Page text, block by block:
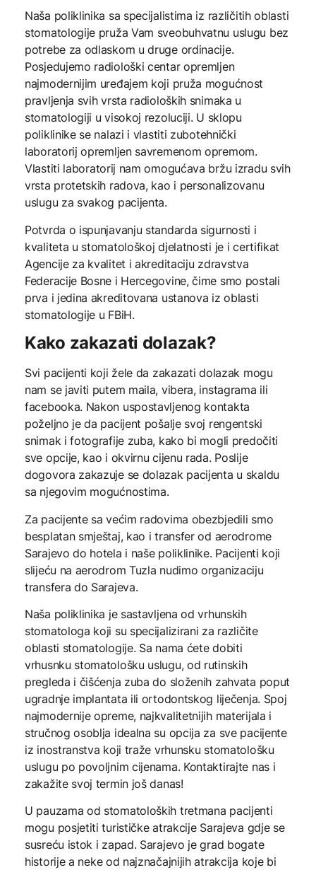
Naša poliklinika sa specijalistima iz različitih oblasti
stomatologije pruža Vam sveobuhvatnu uslugu bez
potrebe za odlaskom u druge ordinacije.
Posjedujemo radiološki centar opremljen
najmodernijim uređajem koji pruža mogućnost
pravljenja svih vrsta radioloških snimaka u
stomatologiji u visokoj rezoluciji. U sklopu
poliklinike se nalazi i vlastiti zubotehnički
laboratorij opremljen savremenom opremom.
Vlastiti laboratorij nam omogućava bržu izradu svih
vrsta protetskih radova, kao i personalizovanu
uslugu za svakog pacijenta.
Potvrda o ispunjavanju standarda sigurnosti i
kvaliteta u stomatološkoj djelatnosti je i certifikat
Agencije za kvalitet i akreditaciju zdravstva
Federacije Bosne i Hercegovine, čime smo postali
prva i jedina akreditovana ustanova iz oblasti
stomatologije u FBiH.
Kako zakazati dolazak?
Svi pacijenti koji žele da zakazati dolazak mogu
nam se javiti putem maila, vibera, instagrama ili
facebooka. Nakon uspostavljenog kontakta
poželjno je da pacijent pošalje svoj rengentski
snimak i fotografije zuba, kako bi mogli predočiti
sve opcije, kao i okvirnu cijenu rada. Poslije
dogovora zakazuje se dolazak pacijenta u skaldu
sa njegovim mogućnostima.
Za pacijente sa većim radovima obezbjedili smo
besplatan smještaj, kao i transfer od aerodrome
Sarajevo do hotela i naše poliklinike. Pacijenti koji
slijeću na aerodrom Tuzla nudimo organizaciju
transfera do Sarajeva.
Naša poliklinika je sastavljena od vrhunskih
stomatologa koji su specijalizirani za različite
oblasti stomatologije. Sa nama ćete dobiti
vrhusnku stomatološku uslugu, od rutinskih
pregleda i čišćenja zuba do složenih zahvata poput
ugradnje implantata ili ortodontskog liječenja. Spoj
najmodernije opreme, najkvalitetnijih materijala i
stručnog osoblja idealna su opcija za sve pacijente
iz inostranstva koji traže vrhunsku stomatološku
uslugu po povoljnim cijenama. Kontaktirajte nas i
zakažite svoj termin još danas!
U pauzama od stomatoloških tretmana pacijenti
mogu posjetiti turističke atrakcije Sarajeva gdje se
susreću istok i zapad. Sarajevo je grad bogate
historije a neke od najznačajnijih atrakcija koje bi